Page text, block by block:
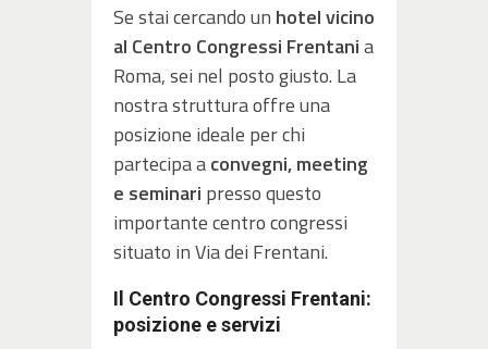
Se stai cercando un hotel vicino
al Centro Congressi Frentania
Roma, sei nel posto giusto. La
nostra struttura offre una
posizione ideale per chi
partecipa aconvegni, meeting
e seminari presso questo
importante centro congressi
situato in Via dei Frentani.
Il Centro Congressi Frentani:
posizione e servizi